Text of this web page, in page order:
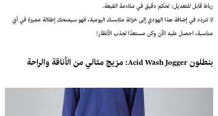
رباط قابل للتعديل: تحكم دقيق في ملاءمة القبعة.
لا تتردد في إضافة هذا الهودي إلى خزانة ملابسك اليومية، فهو سيمنحك إطلالة مميزة في أي
مناسبة، احصل عليه الآن وكن مستعدًا لجذب الأنظار!
بنطلون Acid Wash Jogger: مزيج مثالي من الأناقة والراحة